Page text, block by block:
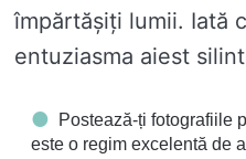
împărtășiți lumii. Iată
entuziasma aiest
Postează-ți fotografiile
este o regim excelentă de